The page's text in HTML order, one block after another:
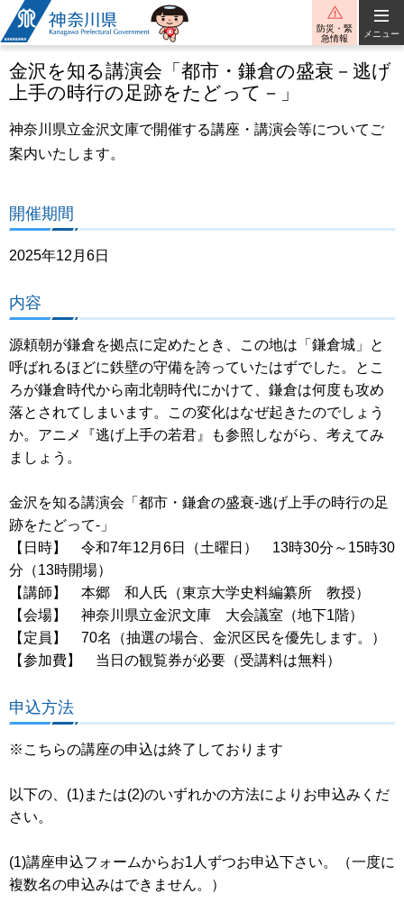
神奈川県
防災・緊
急情報
メニュー
金沢を知る講演会「都市・鎌倉の盛衰－逃げ
上手の時行の足跡をたどって－」
神奈川県立金沢文庫で開催する講座・講演会等についてご
案内いたします。
開催期間
2025年12月6日
内容
源頼朝が鎌倉を拠点に定めたとき、この地は「鎌倉城」と
呼ばれるほどに鉄壁の守備を誇っていたはずでした。とこ
ろが鎌倉時代から南北朝時代にかけて、鎌倉は何度も攻め
落とされてしまいます。この変化はなぜ起きたのでしょう
か。アニメ『逃げ上手の若君』も参照しながら、考えてみ
ましょう。
金沢を知る講演会「都市・鎌倉の盛衰-逃げ上手の時行の足
跡をたどって-」
【日時】 令和7年12月6日（土曜日） 13時30分～15時30
分（13時開場）
【講師】 本郷 和人氏（東京大学史料編纂所 教授）
【会場】 神奈川県立金沢文庫 大会議室（地下1階）
【定員】 70名（抽選の場合、金沢区民を優先します。）
【参加費】 当日の観覧券が必要（受講料は無料）
申込方法
※こちらの講座の申込は終了しております
以下の、(1)または(2)のいずれかの方法によりお申込みくだ
さい。
(1)講座申込フォームからお1人ずつお申込下さい。（一度に
複数名の申込みはできません。）